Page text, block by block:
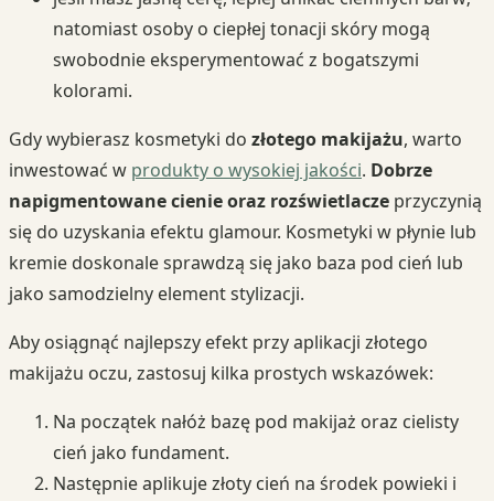
natomiast osoby o ciepłej tonacji skóry mogą
swobodnie eksperymentować z bogatszymi
kolorami.
Gdy wybierasz kosmetyki do złotego makijażu, warto
inwestować w produkty o wysokiej jakości. Dobrze
napigmentowane cienie oraz rozświetlacze przyczynią
się do uzyskania efektu glamour. Kosmetyki w płynie lub
kremie doskonale sprawdzą się jako baza pod cień lub
jako samodzielny element stylizacji.
Aby osiągnąć najlepszy efekt przy aplikacji złotego
makijażu oczu, zastosuj kilka prostych wskazówek:
Na początek nałóż bazę pod makijaż oraz cielisty
cień jako fundament.
Następnie aplikuje złoty cień na środek powieki i